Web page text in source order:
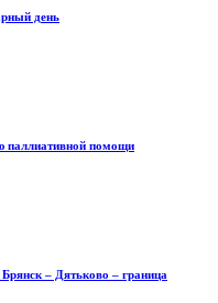
день
паллиативной помощи
– Дятьково – граница